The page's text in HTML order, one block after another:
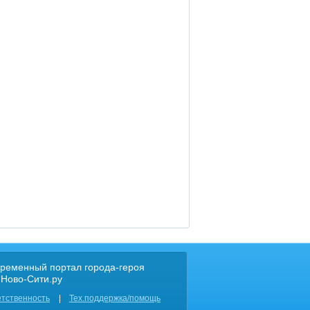
портал города-героя
Сити.ру
Тех.поддержка/помощь